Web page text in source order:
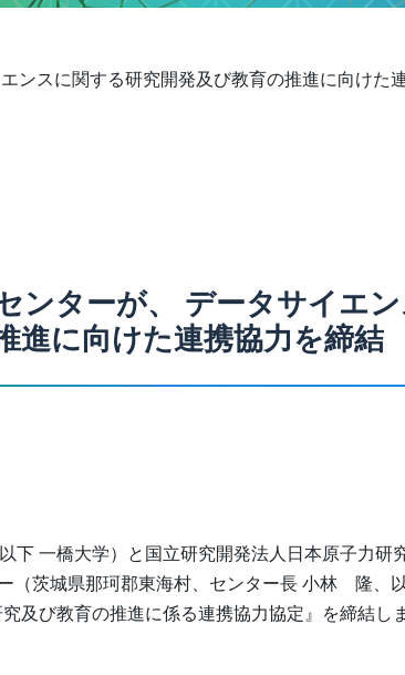
ンスに関する研究開発及び教育の推進に向けた
ンターが、 データサイエ
進に向けた連携協力を締結
一橋大学）と国立研究開発法人日本原子力研
（茨城県那珂郡東海村、センター長 小林 隆、
及び教育の推進に係る連携協力協定』を締結し